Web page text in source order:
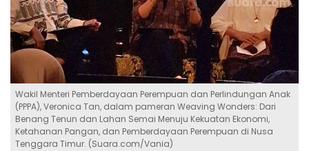
Wakil Menteri Pemberdayaan Perempuan dan Perlindungan Anak
(PPPA), Veronica Tan, dalam pameran Weaving Wonders: Dari
Benang Tenun dan Lahan Semai Menuju Kekuatan Ekonomi,
Ketahanan Pangan, dan Pemberdayaan Perempuan di Nusa
Tenggara Timur. (Suara.com/Vania)